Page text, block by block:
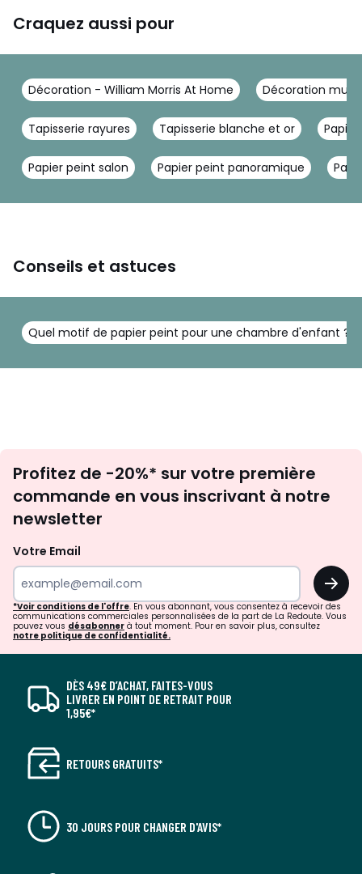
Craquez aussi pour
Décoration - William Morris At Home Décoration
Tapisserie rayures Tapisserie blanche et or
Papier peint salon Papier peint panoramique
Conseils et astuces
Quel motif de papier peint pour une chambre d'enfant ?
newsletter
Profitez de -20%* sur votre première
commande en vous inscrivant à notre
newsletter
Votre Email
OK
*Voir conditions de l'offre. En vous abonnant, vous consentez à recevoir des
communications commerciales personnalisées de la part de La Redoute. Vous
pouvez vous désabonner à tout moment. Pour en savoir plus, consultez
notre politique de confidentialité.
DÈS 49€ D’ACHAT, FAITES-VOUS
LIVRER EN POINT DE RETRAIT POUR
1,95€*
RETOURS GRATUITS*
30 JOURS POUR CHANGER D'AVIS*